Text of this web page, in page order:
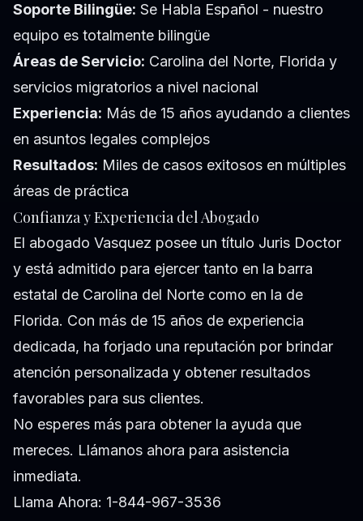
Soporte Bilingüe: Se Habla Español - nuestro
equipo es totalmente bilingüe
Áreas de Servicio: Carolina del Norte, Florida y
servicios migratorios a nivel nacional
Experiencia: Más de 15 años ayudando a clientes
en asuntos legales complejos
Resultados: Miles de casos exitosos en múltiples
áreas de práctica
Confianza y Experiencia del Abogado
El abogado Vasquez posee un título Juris Doctor
y está admitido para ejercer tanto en la barra
estatal de Carolina del Norte como en la de
Florida. Con más de 15 años de experiencia
dedicada, ha forjado una reputación por brindar
atención personalizada y obtener resultados
favorables para sus clientes.
No esperes más para obtener la ayuda que
mereces. Llámanos ahora para asistencia
inmediata.
Llama Ahora: 1-844-967-3536